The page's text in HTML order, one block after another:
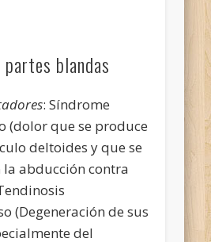
partes blandas
: Síndrome
(dolor que se produce
deltoides y que se
abducción contra
(Degeneración de sus
del